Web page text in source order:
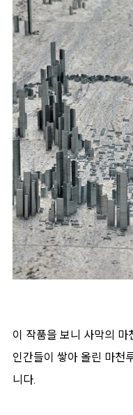
이 작품을 보니 사막의 마
인간들이 쌓아 올린 마천
니다.